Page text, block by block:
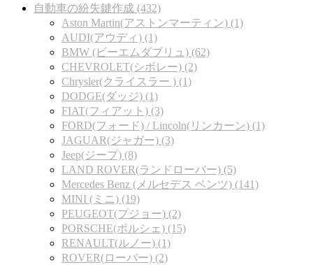
自動車の紛失鍵作成 (432)
Aston Martin(アストンマーティン) (1)
AUDI(アウディ) (1)
BMW (ビーエムダブリュ) (62)
CHEVROLET(シボレー) (2)
Chrysler(クライスラー ) (1)
DODGE(ダッジ) (1)
FIAT(フィアット) (3)
FORD(フォード) / Lincoln(リンカーン) (1)
JAGUAR(ジャガー) (3)
Jeep(ジープ) (8)
LAND ROVER(ランドローバー) (5)
Mercedes Benz (メルセデス ベンツ) (141)
MINI (ミニ) (19)
PEUGEOT(プジョー) (2)
PORSCHE(ポルシェ) (15)
RENAULT(ルノー) (1)
ROVER(ローバー) (2)